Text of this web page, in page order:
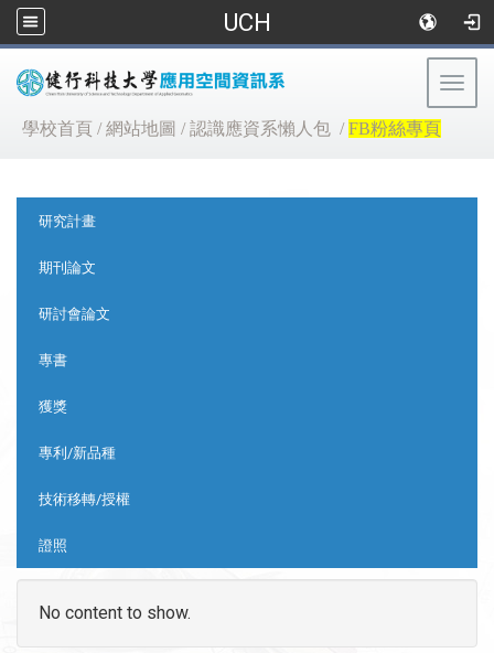
UCH
學校首頁 /網站地圖 /認識應資系懶人包 /FB粉絲專頁
研究計畫
期刊論文
研討會論文
專書
獲獎
專利/新品種
技術移轉/授權
證照
No content to show.